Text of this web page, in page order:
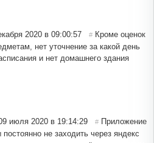
2020 в 09:00:57 # Кроме оценок
нет уточнение за какой день
и нет домашнего здания
июля 2020 в 19:14:29 # Приложение
не заходить через яндекс